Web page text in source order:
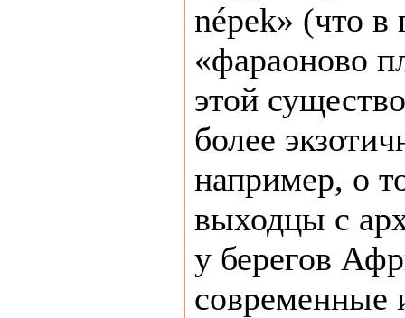
népek» (что в
«фараоново
этой
более
например, о
выходцы с
у берегов
современные